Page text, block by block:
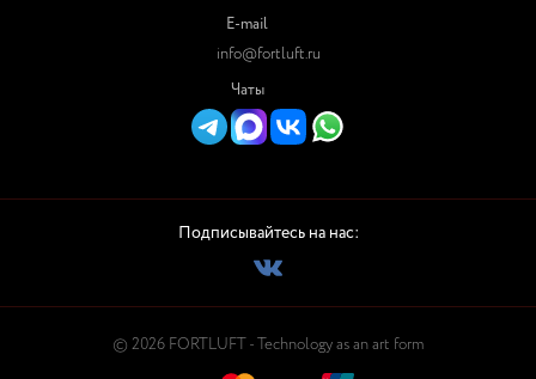
E-mail
info@fortluft.ru
Чаты
Подписывайтесь на нас:
© 2026 FORTLUFT - Technology as an art form